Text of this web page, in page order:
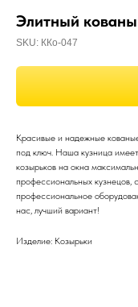
Элитный
SKU: ККо-047
Красивые и надежные
под ключ. Наша кузница
козырьков на окна
профессиональных кузнецов,
профессиональное
нас, лучший вариант!
Изделие: Козырьки